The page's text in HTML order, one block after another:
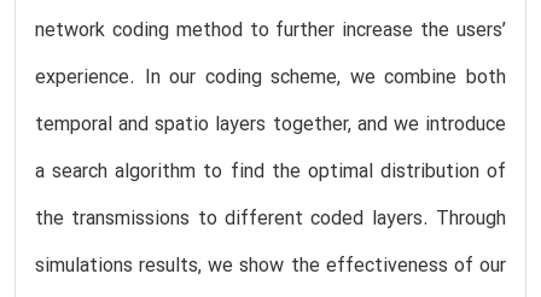
network coding method to further increase the users’
experience. In our coding scheme, we combine both
temporal and spatio layers together, and we introduce
a search algorithm to find the optimal distribution of
the transmissions to different coded layers. Through
simulations results, we show the effectiveness of our